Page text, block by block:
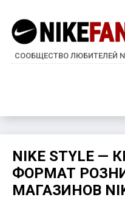
СООБЩЕСТВО ЛЮБИТЕЛЕЙ
NIKE STYLE —
ФОРМАТ
МАГАЗИНОВ